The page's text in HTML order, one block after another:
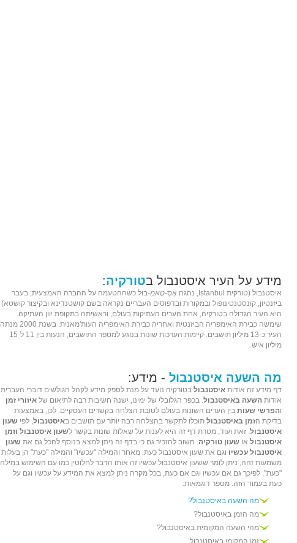
מידע על העיר איסטנבול בטורקיה:
איסטנבול (טורקית טָאמְ-בוּל כשההטעמה על ההברה האמצעית; בעבר
ביזנטיון, קונסטנטינופול ובמקורות ובדפוסים העבריים נקראה בשם קושטנדינא ובקיצור קושטא)
היא העיר הגדולה בטורקיה, אחת הערים העתיקות בעולם, וראשיתה בתקופת יוון העתיקה.
שימשה כבירת האימפריה הביזנטית ואחריה כבירת האימפריה העות'מאנית. בשנת 2000 מנתה
העיר כ-13 מיליון תושבים. קיימות הערכות שונות בנוגע למספר התושבים, הנעות בין 11 ל-15
מיליון איש.
מה השעה איסטנבול - מידע:
דף מידע זה אודות איסטנבול בטורקיה נועד על מנת לספק מידע לקהל הגולשים דוברי העברית
אודות השעה באיסטנבול. בכפר הגלובלי של ימינו, ישנה חשיבות רבה לתיאום של איזורי זמן
והפרשי שעות בין הערים השונות בעולם לטובת הצלחה בקשרים העסקיים. לכן, באמצעות
בדיקת הזמן באיסטנבול תוכלו לתקשר בהצלחה רבה יותר עם תושבים באיסטנבול, לפי שעון
איסטנבול. זאת ועוד, מטרת דף זה היא לענות על שאלות שונות בקשר לשעון איסטנבול וזמן
איסטנבול או שעון טורקיה. חשוב להזכיר גם כי בדף זה ניתן למצא בנוסף להכל גם את שעון
איסטנבול עכשיו וגם את שעון איסטנבול כעת. מאחר והמילה "עכשיו" והמילה "כעת" הן בעלות
משמעות זהה, ניתן לומר ששעון איסטנבול עכשיו זה אותו הדבר לחלוטין כמו עם השימוש במילה
"כעת". לפיכך גם אם עכשיו וגם אם כעת, בכל מקרה ניתן למצא את המידע על עכשיו וגם על
כעת בעמוד הזה. מספר דוגמאות:
מה השעה באיסטנבול?
מה הזמן באיסטנבול?
מהי השעה המקומית באיסטנבול?
זמן המקומי באיסטנבול